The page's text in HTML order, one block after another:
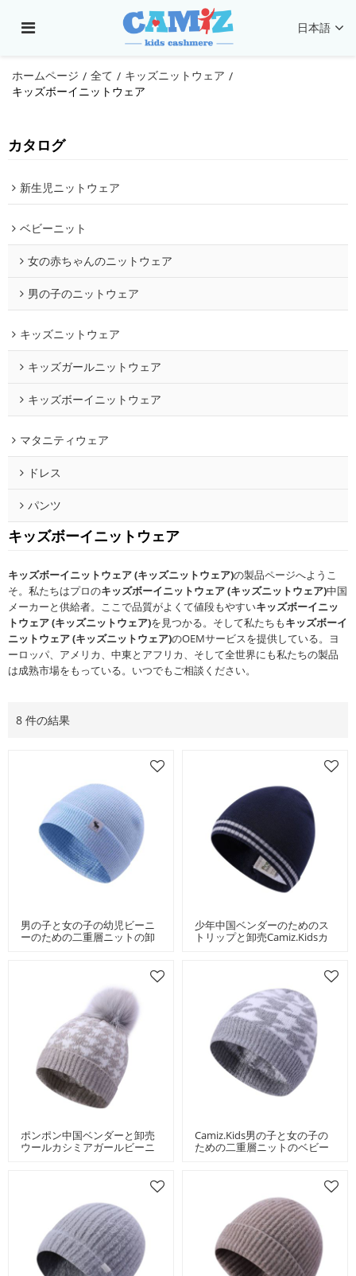
日本語
ホームページ / 全て / キッズニットウェア /
キッズボーイニットウェア
カタログ
新生児ニットウェア
ベビーニット
女の赤ちゃんのニットウェア
男の子のニットウェア
キッズニットウェア
キッズガールニットウェア
キッズボーイニットウェア
マタニティウェア
ドレス
パンツ
キッズボーイニットウェア
キッズボーイニットウェア (キッズニットウェア)の製品ページへようこ
そ。私たちはプロのキッズボーイニットウェア (キッズニットウェア)中国
メーカーと供給者。ここで品質がよくて値段もやすいキッズボーイニッ
トウェア (キッズニットウェア)を見つかる。そして私たちもキッズボーイ
ニットウェア (キッズニットウェア)のOEMサービスを提供している。ヨ
ーロッパ、アメリカ、中東とアフリカ、そして全世界にも私たちの製品
は成熟市場をもっている。いつでもご相談ください。
8 件の結果
男の子と女の子の幼児ビーニ
ーのための二重層ニットの卸
少年中国ベンダーのためのス
トリップと卸売Camiz.kidsカ
ポンポン中国ベンダーと卸売
ウールカシミアガールビーニ
Camiz.kids男の子と女の子の
ための二重層ニットのベビー